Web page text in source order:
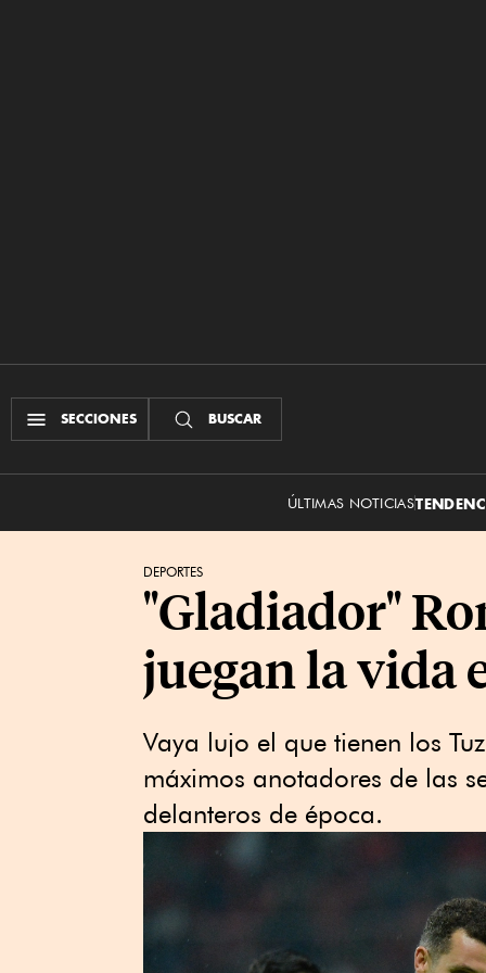
SECCIONES BUSCAR
ÚLTIMAS NOTICIAS
DEPORTES
"Gladiador"
juegan la vida
Vaya lujo el que tienen los
máximos anotadores de las
delanteros de época.